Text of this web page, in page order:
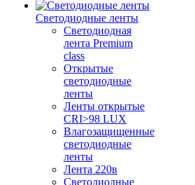
Светодиодные ленты
Светодиодная
лента Premium
class
Открытые
светодиодные
ленты
Ленты открытые
CRI>98 LUX
Влагозащищенные
светодиодные
ленты
Лента 220в
Светодиодные